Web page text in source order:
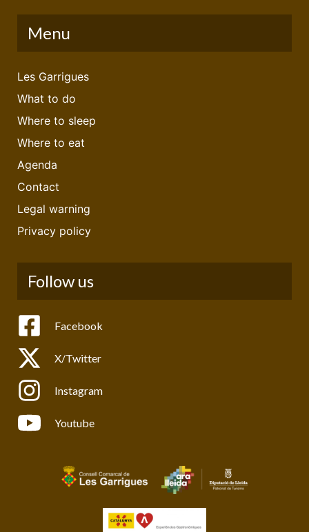
Menu
Les Garrigues
What to do
Where to sleep
Where to eat
Agenda
Contact
Legal warning
Privacy policy
Follow us
Facebook
X/Twitter
Instagram
Youtube